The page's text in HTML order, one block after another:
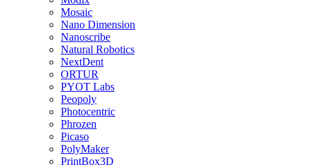
Mosaic
Nano Dimension
Nanoscribe
Natural Robotics
NextDent
ORTUR
PYOT Labs
Peopoly
Photocentric
Phrozen
Picaso
PolyMaker
PrintBox3D